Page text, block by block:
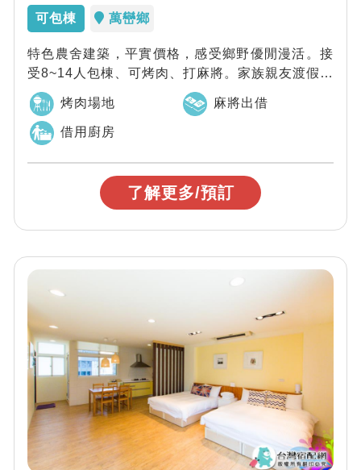
可包棟 萬巒鄉
特色農舍建築，平實價格，感受鄉野優閒漫活。接
受8~14人包棟、可烤肉、打麻將。家族親友渡假聚
會包棟推薦。
烤肉場地 麻將出借
借用廚房
了解更多/預訂